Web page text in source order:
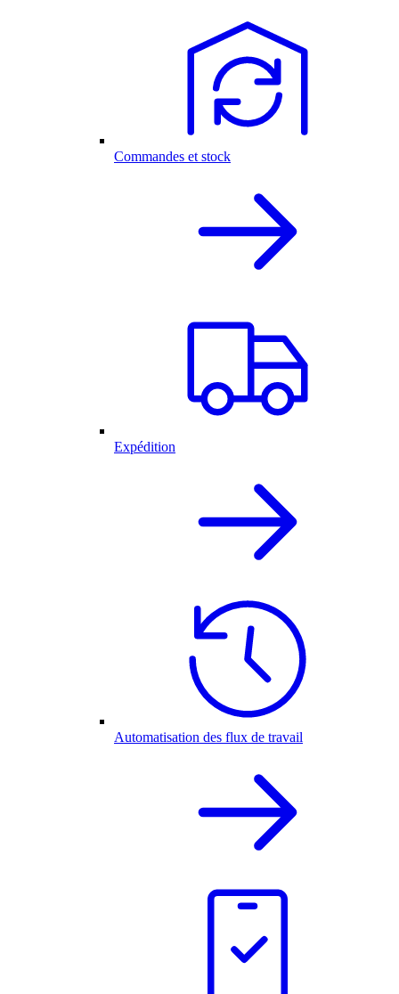
Commandes et stock
Expédition
Automatisation des flux de travail